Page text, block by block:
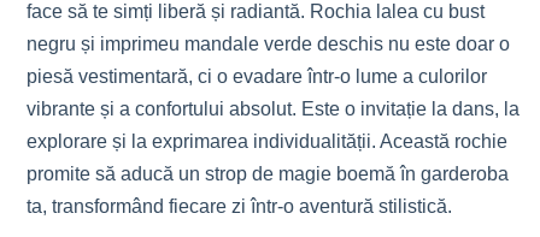
face să te simți liberă și radiantă. Rochia lalea cu bust
negru și imprimeu mandale verde deschis nu este doar o
piesă vestimentară, ci o evadare într-o lume a culorilor
vibrante și a confortului absolut. Este o invitație la dans, la
explorare și la exprimarea individualității. Această rochie
promite să aducă un strop de magie boemă în garderoba
ta, transformând fiecare zi într-o aventură stilistică.